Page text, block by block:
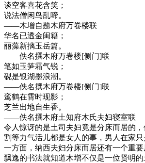
谈空客喜花含笑；
说法僧闲鸟乱啼。
——木增自题木府万卷楼联
华名已透金闺籍；
丽藻新摛玉岳篇。
——佚名撰木府万卷楼[侧门]联
笔如玉笋霜气锐；
砚是银湖墨浪潮。
——佚名撰木府万卷楼[侧门]联
鸾鹤在霄时现影；
芝兰出地自生香。
——佚名撰木府土知府木氏夫妇寝室联
令人惊讶的是土司夫妇竟是分床而居的
割等力气活儿都是女人的事，男人在家
一方面，纳西夫妇分床而居还有一个重
飘逸的书法就知道木增不仅是一位贤明